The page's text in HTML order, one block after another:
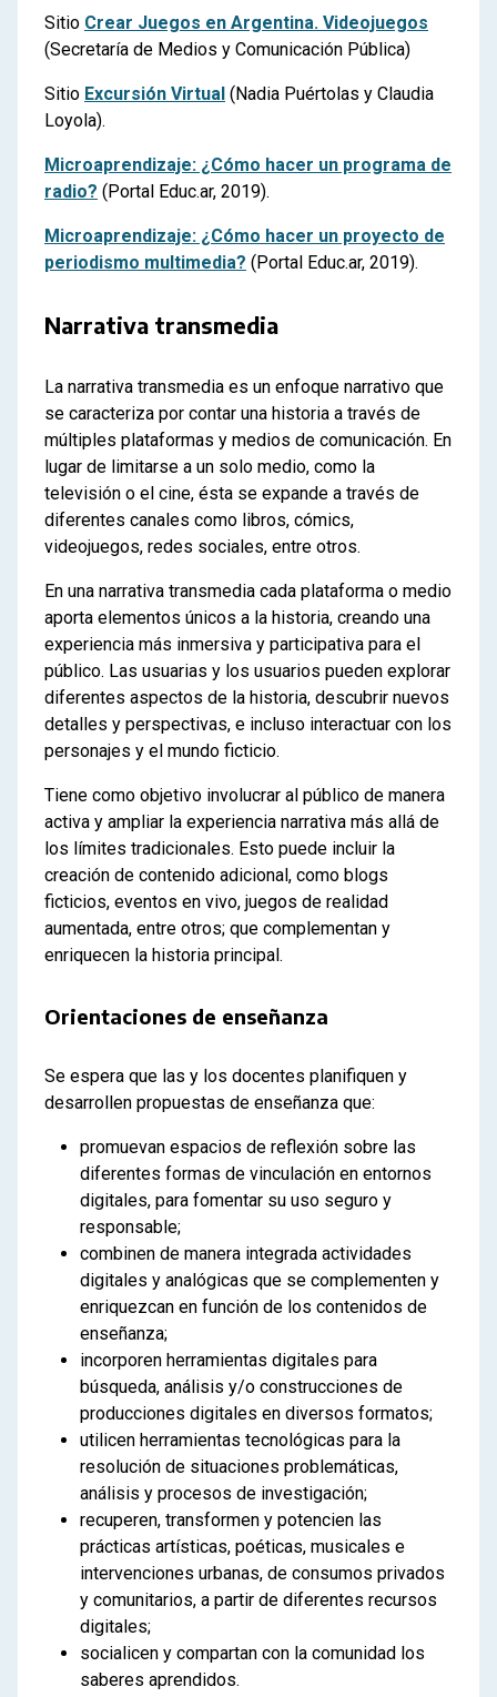
Sitio Crear Juegos en Argentina. Videojuegos
(Secretaría de Medios y Comunicación Pública)
Sitio Excursión Virtual (Nadia Puértolas y Claudia
Loyola).
Microaprendizaje: ¿Cómo hacer un programa de
radio? (Portal Educ.ar, 2019).
Microaprendizaje: ¿Cómo hacer un proyecto de
periodismo multimedia? (Portal Educ.ar, 2019).
Narrativa transmedia
La narrativa transmedia es un enfoque narrativo que
se caracteriza por contar una historia a través de
múltiples plataformas y medios de comunicación. En
lugar de limitarse a un solo medio, como la
televisión o el cine, ésta se expande a través de
diferentes canales como libros, cómics,
videojuegos, redes sociales, entre otros.
En una narrativa transmedia cada plataforma o medio
aporta elementos únicos a la historia, creando una
experiencia más inmersiva y participativa para el
público. Las usuarias y los usuarios pueden explorar
diferentes aspectos de la historia, descubrir nuevos
detalles y perspectivas, e incluso interactuar con los
personajes y el mundo ficticio.
Tiene como objetivo involucrar al público de manera
activa y ampliar la experiencia narrativa más allá de
los límites tradicionales. Esto puede incluir la
creación de contenido adicional, como blogs
ficticios, eventos en vivo, juegos de realidad
aumentada, entre otros; que complementan y
enriquecen la historia principal.
Orientaciones de enseñanza
Se espera que las y los docentes planifiquen y
desarrollen propuestas de enseñanza que:
promuevan espacios de reflexión sobre las
diferentes formas de vinculación en entornos
digitales, para fomentar su uso seguro y
responsable;
combinen de manera integrada actividades
digitales y analógicas que se complementen y
enriquezcan en función de los contenidos de
enseñanza;
incorporen herramientas digitales para
búsqueda, análisis y/o construcciones de
producciones digitales en diversos formatos;
utilicen herramientas tecnológicas para la
resolución de situaciones problemáticas,
análisis y procesos de investigación;
recuperen, transformen y potencien las
prácticas artísticas, poéticas, musicales e
intervenciones urbanas, de consumos privados
y comunitarios, a partir de diferentes recursos
digitales;
socialicen y compartan con la comunidad los
saberes aprendidos.